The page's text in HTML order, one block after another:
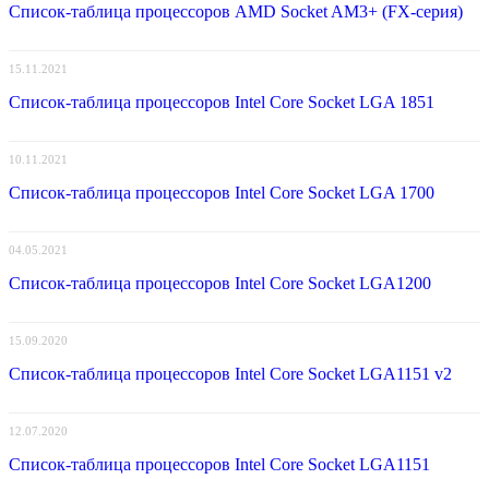
Список-таблица процессоров AMD Socket AM3+ (FX-серия)
15.11.2021
Список-таблица процессоров Intel Core Socket LGA 1851
10.11.2021
Список-таблица процессоров Intel Core Socket LGA 1700
04.05.2021
Список-таблица процессоров Intel Core Socket LGA1200
15.09.2020
Список-таблица процессоров Intel Core Socket LGA1151 v2
12.07.2020
Список-таблица процессоров Intel Core Socket LGA1151